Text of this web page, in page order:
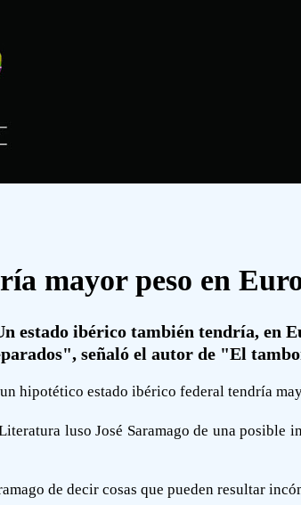
mayor peso en
estado ibérico también tendría, en
señaló el autor de "El
hipotético estado ibérico federal tendría
luso José Saramago de una posible
de decir cosas que pueden resultar